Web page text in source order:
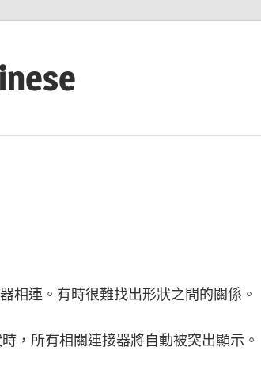
相連。有時很難找出形狀之間的關係。
，所有相關連接器將自動被突出顯示。